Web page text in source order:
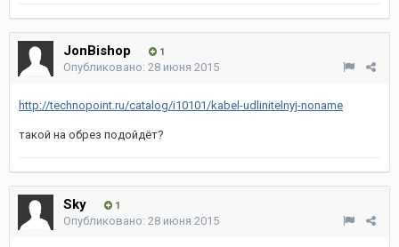
JonBishop 1
Опубликовано: 28 июня 2015
http://technopoint.ru/catalog/i10101/kabel-udlinitelnyj-noname
такой на обрез подойдёт?
Sky 1
Опубликовано: 28 июня 2015